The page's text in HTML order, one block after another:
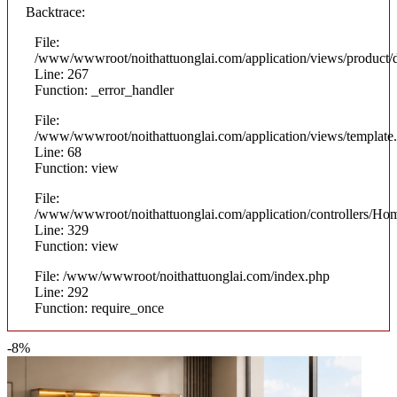
Backtrace:
File:
/www/wwwroot/noithattuonglai.com/application/views/product/
Line: 267
Function: _error_handler
File:
/www/wwwroot/noithattuonglai.com/application/views/
Line: 68
Function: view
File:
/www/wwwroot/noithattuonglai.com/application/controllers/
Line: 329
Function: view
File: /www/wwwroot/noithattuonglai.com/index.php
Line: 292
Function: require_once
-8%